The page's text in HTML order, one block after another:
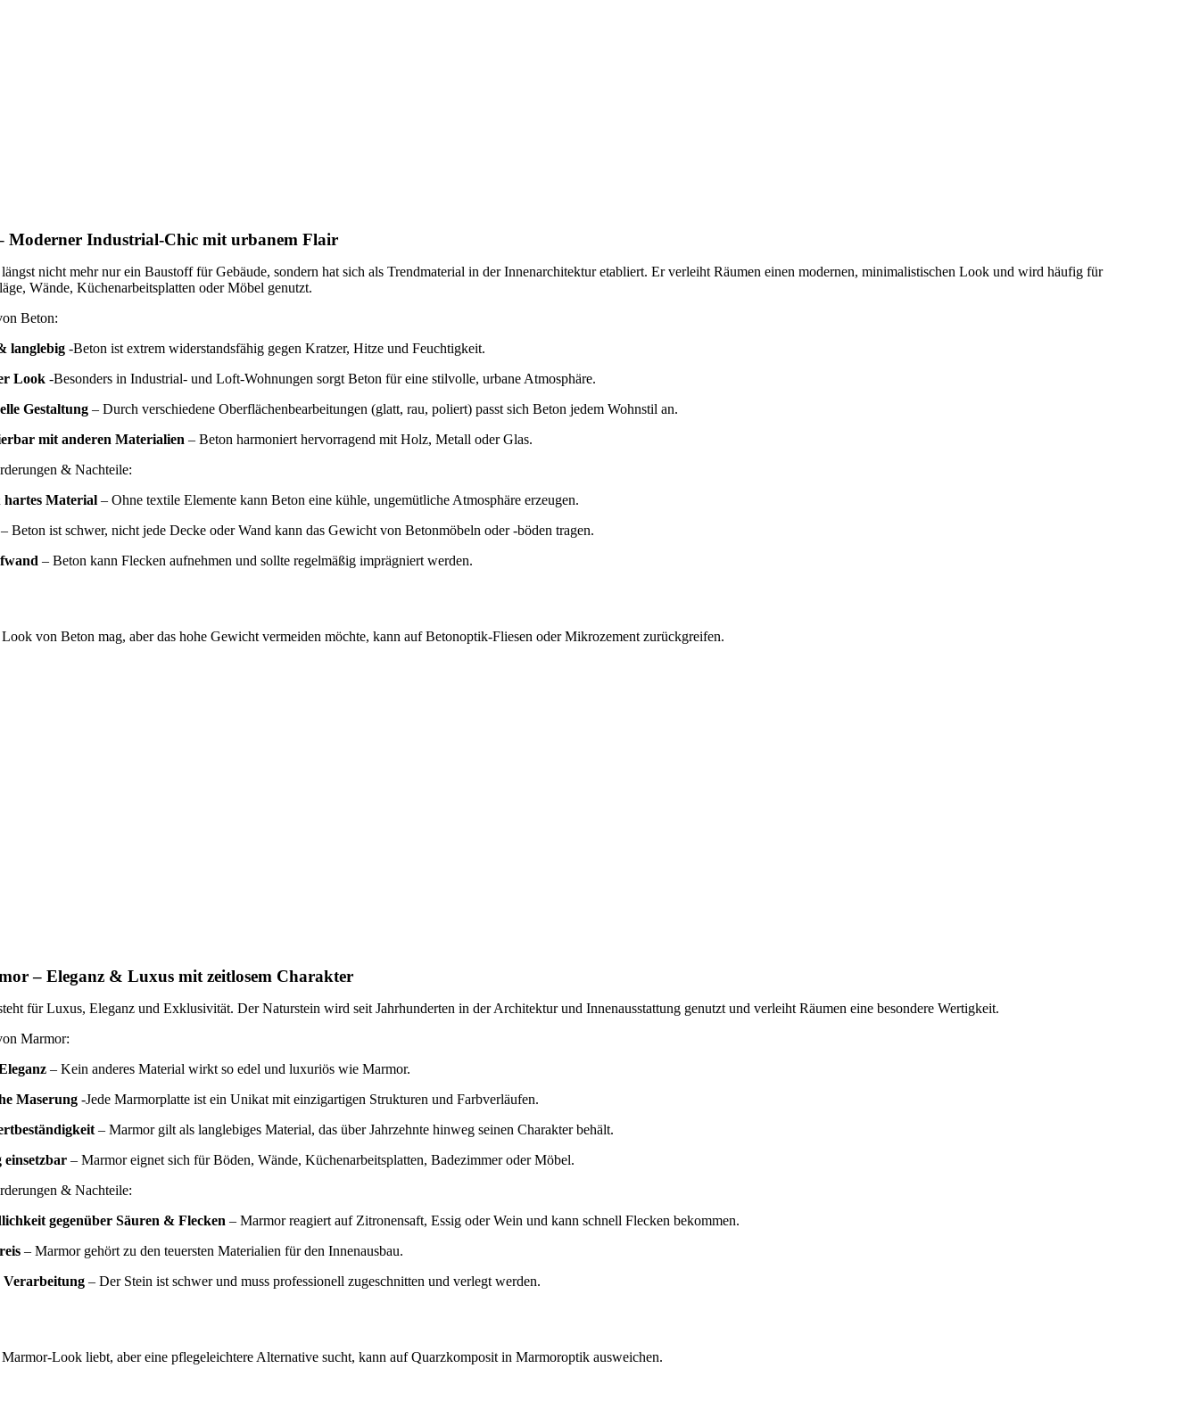
Moderner Industrial-Chic mit urbanem Flair
nicht mehr nur ein Baustoff für Gebäude, sondern hat sich als Trendmaterial in der Innenarchitektur etabliert. Er verleiht Räumen einen modernen, minimalistischen Look und wird häufig für
Wände, Küchenarbeitsplatten oder Möbel genutzt.
Beton:
langlebig -Beton ist extrem widerstandsfähig gegen Kratzer, Hitze und Feuchtigkeit.
Look -Besonders in Industrial- und Loft-Wohnungen sorgt Beton für eine stilvolle, urbane Atmosphäre.
Gestaltung – Durch verschiedene Oberflächenbearbeitungen (glatt, rau, poliert) passt sich Beton jedem Wohnstil an.
mit anderen Materialien – Beton harmoniert hervorragend mit Holz, Metall oder Glas.
& Nachteile:
hartes Material – Ohne textile Elemente kann Beton eine kühle, ungemütliche Atmosphäre erzeugen.
Beton ist schwer, nicht jede Decke oder Wand kann das Gewicht von Betonmöbeln oder -böden tragen.
– Beton kann Flecken aufnehmen und sollte regelmäßig imprägniert werden.
von Beton mag, aber das hohe Gewicht vermeiden möchte, kann auf Betonoptik-Fliesen oder Mikrozement zurückgreifen.
– Eleganz & Luxus mit zeitlosem Charakter
für Luxus, Eleganz und Exklusivität. Der Naturstein wird seit Jahrhunderten in der Architektur und Innenausstattung genutzt und verleiht Räumen eine besondere Wertigkeit.
Marmor:
– Kein anderes Material wirkt so edel und luxuriös wie Marmor.
Maserung -Jede Marmorplatte ist ein Unikat mit einzigartigen Strukturen und Farbverläufen.
– Marmor gilt als langlebiges Material, das über Jahrzehnte hinweg seinen Charakter behält.
einsetzbar – Marmor eignet sich für Böden, Wände, Küchenarbeitsplatten, Badezimmer oder Möbel.
& Nachteile:
gegenüber Säuren & Flecken – Marmor reagiert auf Zitronensaft, Essig oder Wein und kann schnell Flecken bekommen.
– Marmor gehört zu den teuersten Materialien für den Innenausbau.
Verarbeitung – Der Stein ist schwer und muss professionell zugeschnitten und verlegt werden.
Look liebt, aber eine pflegeleichtere Alternative sucht, kann auf Quarzkomposit in Marmoroptik ausweichen.